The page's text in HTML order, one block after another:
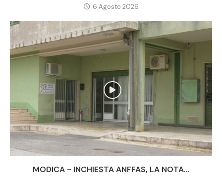
6 Agosto 2026
MODICA - INCHIESTA ANFFAS, LA NOTA...